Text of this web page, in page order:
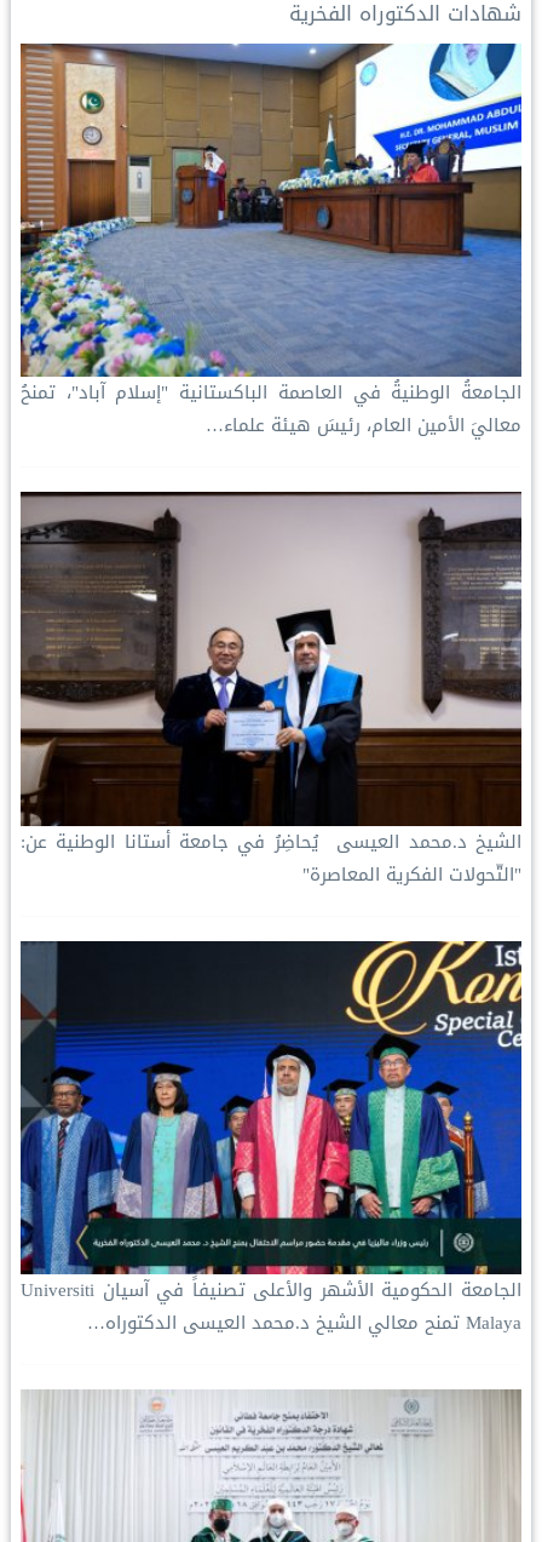
شهادات الدكتوراه الفخرية
الجامعةُ الوطنيةُ في العاصمة الباكستانية "إسلام آباد"، تمنحُ
معاليَ الأمين العام، رئيسَ هيئة علماء…
‏الشيخ د.⁧‫محمد العيسى‬⁩ ‬⁩ يُحاضِرُ في جامعة أستانا الوطنية عن:
"التّحولات الفكرية المعاصرة"
‏الجامعة الحكومية الأشهر والأعلى تصنيفاً في آسيان Universiti
Malaya تمنح معالي الشيخ د.⁧‫محمد العيسى‬⁩ الدكتوراه…